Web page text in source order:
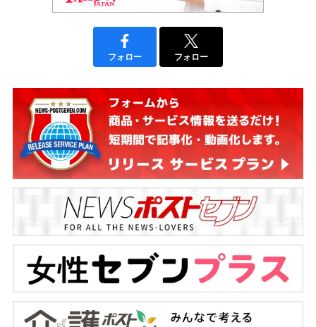
フォロー フォロー